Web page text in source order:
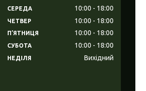
СЕРЕДА 10:00 18:00
ЧЕТВЕР 10:00 18:00
ПʼЯТНИЦЯ 10:00 18:00
СУБОТА 10:00 18:00
НЕДІЛЯ Вихідний